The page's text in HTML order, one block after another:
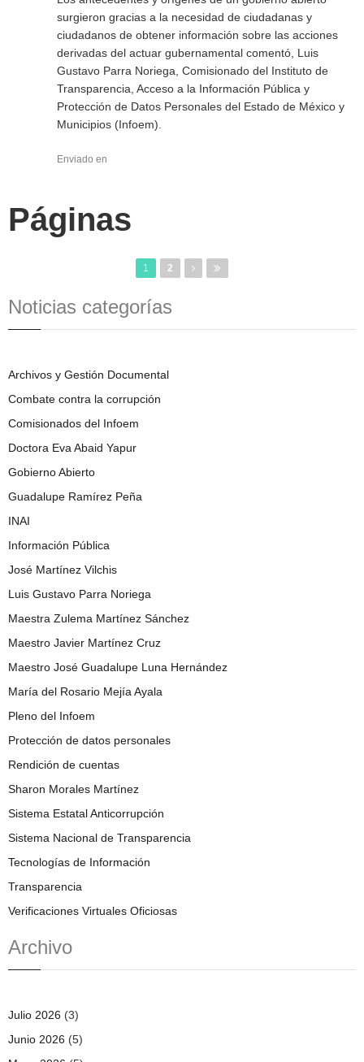
surgieron gracias a la necesidad de ciudadanas y
ciudadanos de obtener información sobre las acciones
derivadas del actuar gubernamental comentó, Luis
Gustavo Parra Noriega, Comisionado del Instituto de
Transparencia, Acceso a la Información Pública y
Protección de Datos Personales del Estado de México y
Municipios (Infoem).
Enviado en
Páginas
1 2
Noticias categorías
Archivos y Gestión Documental
Combate contra la corrupción
Comisionados del Infoem
Doctora Eva Abaid Yapur
Gobierno Abierto
Guadalupe Ramírez Peña
INAI
Información Pública
José Martínez Vilchis
Luis Gustavo Parra Noriega
Maestra Zulema Martínez Sánchez
Maestro Javier Martínez Cruz
Maestro José Guadalupe Luna Hernández
María del Rosario Mejía Ayala
Pleno del Infoem
Protección de datos personales
Rendición de cuentas
Sharon Morales Martínez
Sistema Estatal Anticorrupción
Sistema Nacional de Transparencia
Tecnologías de Información
Transparencia
Verificaciones Virtuales Oficiosas
Archivo
Julio 2026 (3)
Junio 2026 (5)